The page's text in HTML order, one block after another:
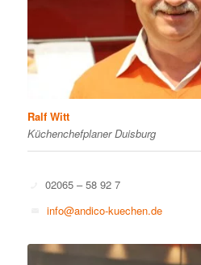
Ralf Witt
Küchenchefplaner Duisburg
02065 – 58 92 7
info@andico-kuechen.de